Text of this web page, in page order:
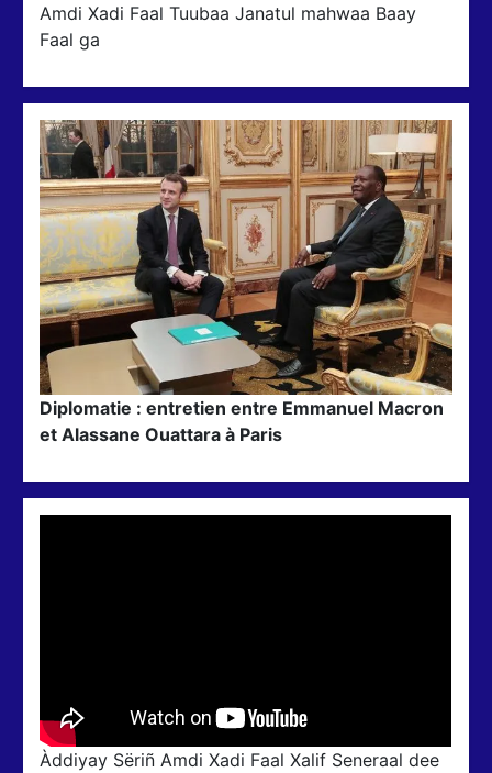
Amdi Xadi Faal Tuubaa Janatul mahwaa Baay
Faal ga
Diplomatie : entretien entre Emmanuel Macron
et Alassane Ouattara à Paris
Àddiyay Sëriñ Amdi Xadi Faal Xalif Seneraal dee